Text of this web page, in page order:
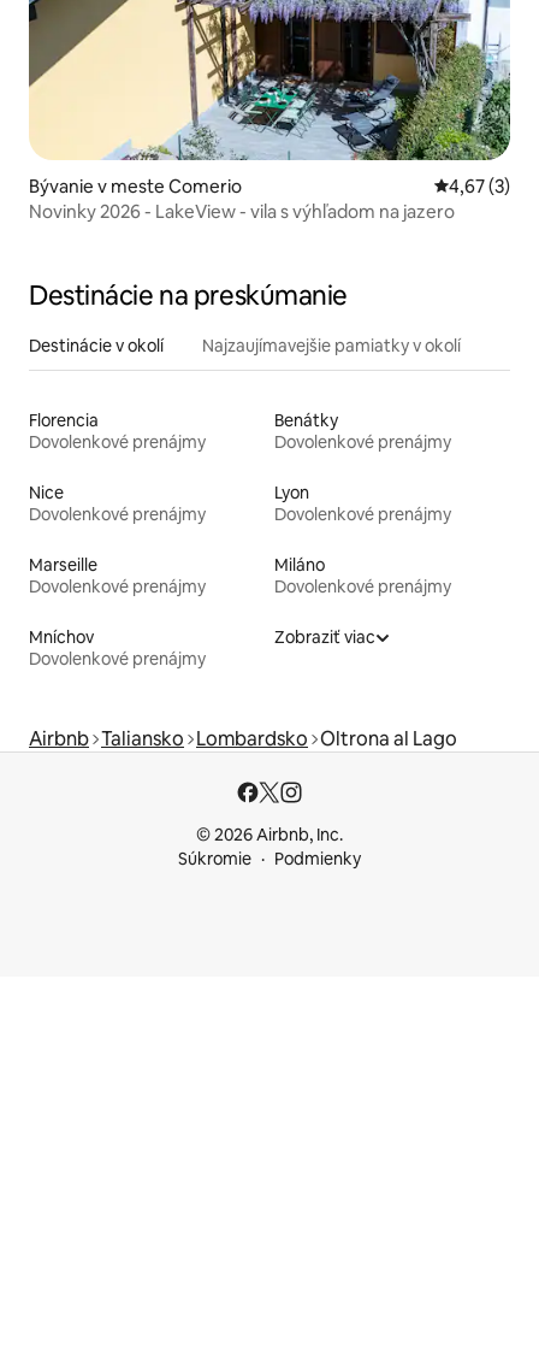
Bývanie v meste Comerio Priemerné
4,67 (3)
Novinky 2026 - LakeView - vila s výhľadom na jazero
Destinácie na preskúmanie
Destinácie v okolí Najzaujímavejšie pamiatky v okolí
Florencia
Dovolenkové prenájmy
Benátky
Dovolenkové prenájmy
Nice
Dovolenkové prenájmy
Lyon
Dovolenkové prenájmy
Marseille
Dovolenkové prenájmy
Miláno
Dovolenkové prenájmy
Mníchov
Dovolenkové prenájmy
Zobraziť viac
Airbnb Taliansko Lombardsko Oltrona al Lago
© 2026 Airbnb, Inc.
Súkromie
Podmienky